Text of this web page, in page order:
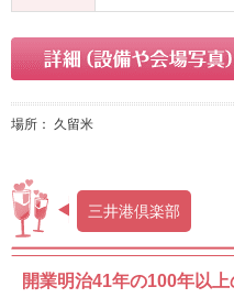
場所： 久留米
三井港倶楽部
開業明治41年の100年以